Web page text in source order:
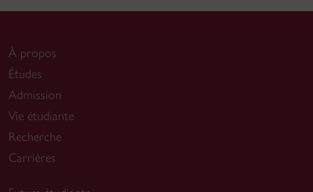
À propos
Études
Admission
Vie étudiante
Recherche
Carrières